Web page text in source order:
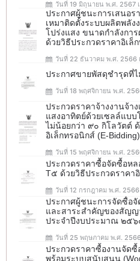
วันที่ 19 มิถุนายน พ.ศ. 2567
ประกาศผู้ชนะการเสนอร
เหมาติดตั้งระบบผลิตพลัง
โปร่งแสง ขนาดกำลังกา
ด้วยวิธีประกวดราคาอิเล็
วันที่ 22 ธันวาคม พ.ศ. 2566
ประกาศขายพัสดุชำรุดที่ไ
วันที่ 18 พฤศจิกายน พ.ศ.
ประกวดราคาจ้างงานจ้า
แสงอาทิตย์ด้วยเซลล์แบ
ไม่น้อยกว่า ๙๐ กิโลวัตต์
อิเล็กทรอนิกส์ (e-Bidding)
วันที่ 15 พฤศจิกายน พ.ศ.
ประกวดราคาซื้อจัดซื้อหล
T๕ ด้วยวิธีประกวดราคา
วันที่ 12 กรกฎาคม พ.ศ. 2566
ประกาศผู้ชนะการจัดซื้อจั
และสาระสำคัญของสัญญ
ประจำปีงบประมาณ ๒๕
วันที่ 25 พฤษภาคม พ.ศ.
ประกวดราคาซื้องานจัดซื้
พร้อมระบบสนับสนุน